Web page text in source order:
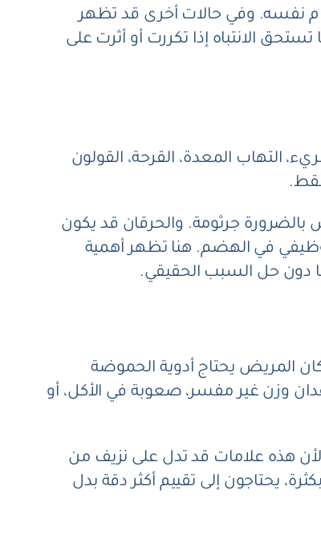
نفسه. وفي حالات أخرى قد تظهر
الانتباه إذا تكررت أو أثرت على
التهاب المعدة، القرحة، القولون
جرثومة. والحرقان قد يكون
وظيفي في الهضم. هنا تظهر أهمية
دون حل السبب الحقيقي.
كان المريض يحتاج أدوية الحموضة
وزن غير مفسر، صعوبة في الأكل، أو
لأن هذه علامات قد تدل على نزيف من
يحتاجون إلى تقييم أكثر دقة بدل